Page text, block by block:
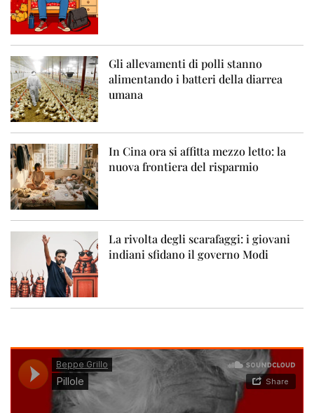
Gli allevamenti di polli stanno
alimentando i batteri della diarrea
umana
In Cina ora si affitta mezzo letto: la
nuova frontiera del risparmio
La rivolta degli scarafaggi: i giovani
indiani sfidano il governo Modi